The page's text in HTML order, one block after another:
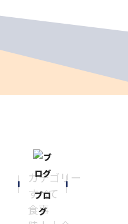
ブロ
グ
カテゴリー
すべて
食事